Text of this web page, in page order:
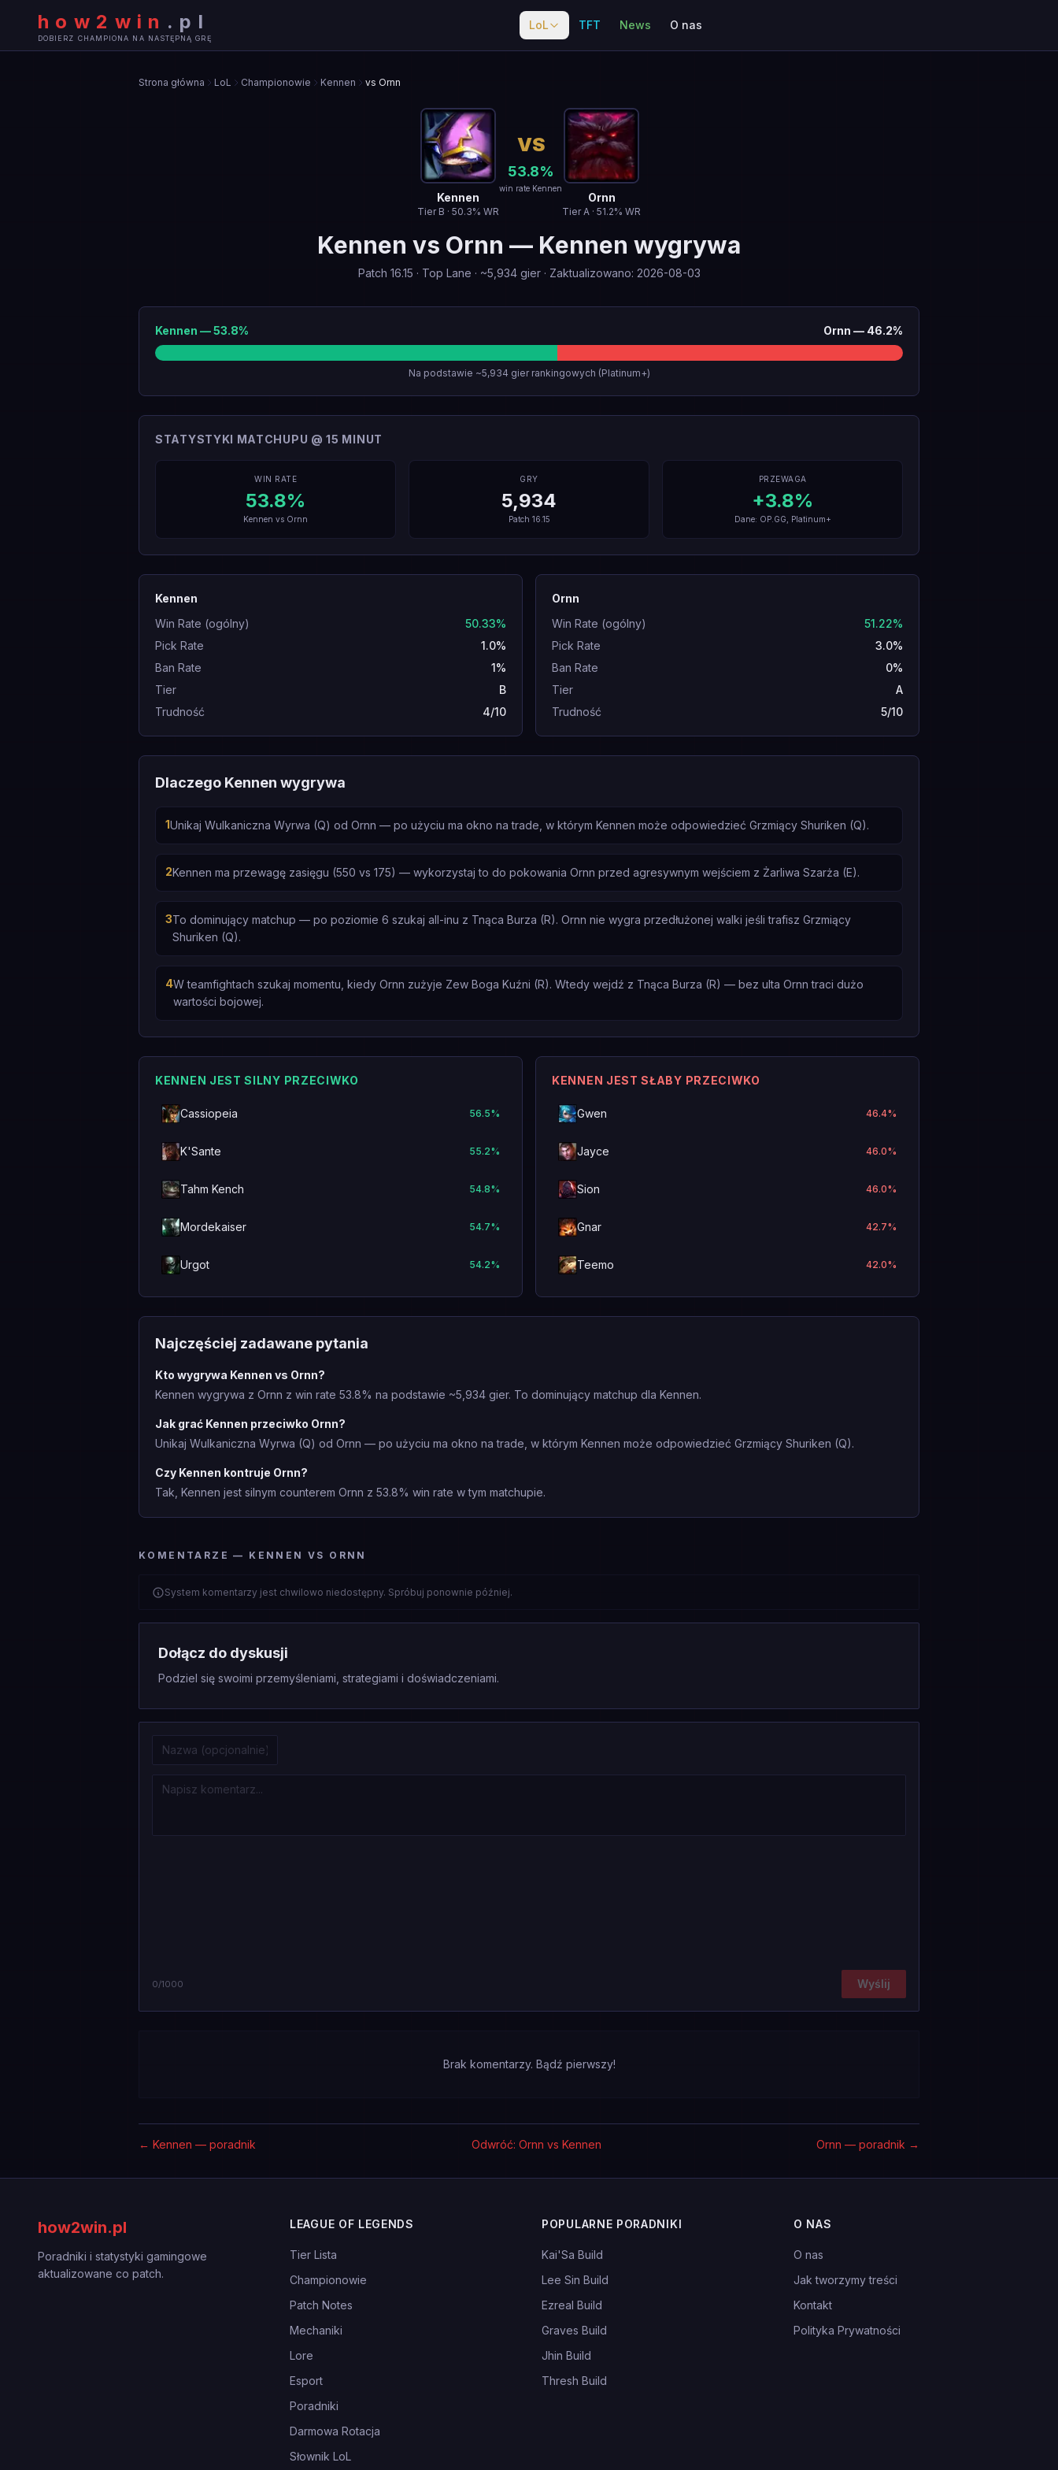
how2win . pl
DOBIERZ CHAMPIONA NA NASTĘPNĄ GRĘ
LoL TFT News O nas
Strona główna LoL Championowie Kennen vs Ornn
Kennen
Tier B · 50.3% WR
VS
53.8%
win rate Kennen
Ornn
TierA · 51.2% WR
Kennen vs Ornn — Kennen wygrywa
Patch 16.15 · Top Lane · ~5,934 gier· Zaktualizowano: 2026-08-03
Kennen —53.8% Ornn — 46.2%
Na podstawie ~5,934 gier rankingowych (Platinum+)
STATYSTYKI MATCHUPU @ 15 MINUT
WIN RATE
53.8%
Kennen vs Ornn
GRY
5,934
Patch 16.15
PRZEWAGA
+3.8%
Dane: OP.GG, Platinum+
Kennen
Win Rate (ogólny)
50.33%
Pick Rate
1.0%
Ban Rate
1%
Tier
B
Trudność
4/10
Ornn
Win Rate (ogólny)
51.22%
Pick Rate
3.0%
Ban Rate
0%
Tier
A
Trudność
5/10
Dlaczego Kennen wygrywa
1Unikaj Wulkaniczna Wyrwa (Q) od Ornn — po użyciu ma okno na trade, w którym Kennen może odpowiedzieć Grzmiący Shuriken (Q).
2Kennen ma przewagę zasięgu (550 vs 175) — wykorzystaj to do pokowania Ornn przed agresywnym wejściem z Żarliwa Szarża (E).
3To dominujący matchup — po poziomie 6 szukaj all-inu z Tnąca Burza (R). Ornn nie wygra przedłużonej walki jeśli trafisz Grzmiący
Shuriken (Q).
4W teamfightach szukaj momentu, kiedy Ornn zużyje Zew Boga Kuźni (R). Wtedy wejdź z Tnąca Burza (R) — bez ulta Ornn traci dużo
wartości bojowej.
KENNEN JEST SILNY PRZECIWKO
Cassiopeia 56.5%
K'Sante 55.2%
Tahm Kench 54.8%
Mordekaiser 54.7%
Urgot 54.2%
KENNEN JEST SŁABY PRZECIWKO
Gwen 46.4%
Jayce 46.0%
Sion 46.0%
Gnar 42.7%
Teemo 42.0%
Najczęściej zadawane pytania
Kto wygrywa Kennen vs Ornn?
Kennen wygrywa z Ornn z win rate 53.8% na podstawie ~5,934 gier. To dominujący matchup dla Kennen.
Jak grać Kennen przeciwko Ornn?
Unikaj Wulkaniczna Wyrwa (Q) od Ornn — po użyciu ma okno na trade, w którym Kennen może odpowiedzieć Grzmiący Shuriken (Q).
Czy Kennen kontruje Ornn?
Tak, Kennen jest silnym counterem Ornn z 53.8% win rate w tym matchupie.
KOMENTARZE — KENNEN VS ORNN
System komentarzy jest chwilowo niedostępny. Spróbuj ponownie później.
Dołącz do dyskusji
Podziel się swoimi przemyśleniami, strategiami i doświadczeniami.
0/1000 Wyślij
Brak komentarzy. Bądź pierwszy!
← Kennen — poradnik Odwróć: Ornn vs Kennen Ornn — poradnik →
how2win.pl
Poradniki i statystyki gamingowe
aktualizowane co patch.
LEAGUE OF LEGENDS
Tier Lista
Championowie
Patch Notes
Mechaniki
Lore
Esport
Poradniki
Darmowa Rotacja
Słownik LoL
POPULARNE PORADNIKI
Kai'Sa Build
Lee Sin Build
Ezreal Build
Graves Build
Jhin Build
Thresh Build
O NAS
O nas
Jak tworzymy treści
Kontakt
Polityka Prywatności